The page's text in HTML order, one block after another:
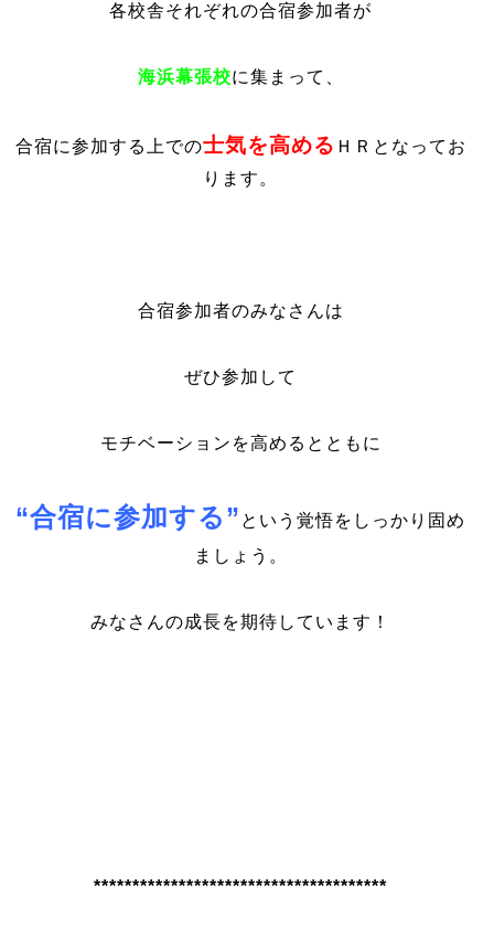
各校舎それぞれの合宿参加者が
海浜幕張校に集まって、
合宿に参加する上での士気を高める ＨＲとなってお
ります。
合宿参加者のみなさんは
ぜひ参加して
モチベーションを高めるとともに
“合宿に参加する” という覚悟をしっかり固め
ましょう。
みなさんの成長を期待しています！
**************************************